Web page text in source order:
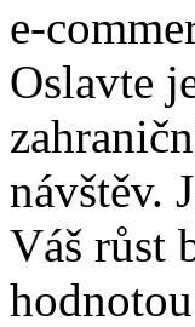
e-
Oslavte
návštěv.
Váš růst